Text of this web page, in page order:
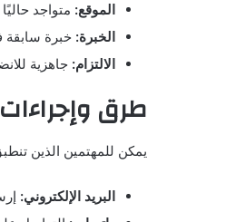
الموقع: متواجد
الخبرة: خبرة
الالتزام: جاهزية
طرق
يمكن للمهتمين الذين
البريد الإلكتروني: